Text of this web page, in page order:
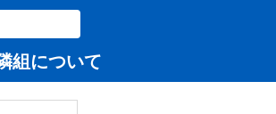
組について